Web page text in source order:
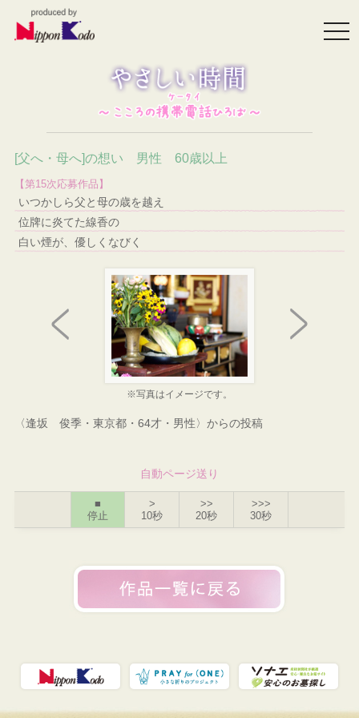
[父へ・母へ]の想い 男性 60歳以上
【第15次応募作品】
いつかしら父と母の歳を越え
位牌に炎てた線香の
白い煙が、優しくなびく
※写真はイメージです。
〈逢坂 俊季・東京都・64才・男性〉からの投稿
自動ページ送り
■
停止
>
10秒
>>
20秒
>>>
30秒